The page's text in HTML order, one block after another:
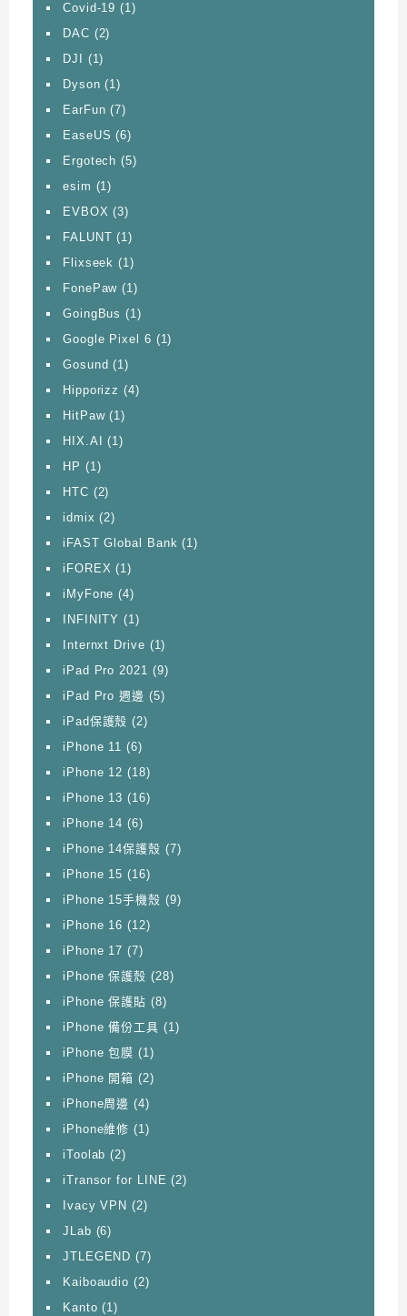
Covid-19 (1)
DAC (2)
DJI
(1)
Dyson (1)
EarFun (7)
EaseUS (6)
Ergotech (5)
esim (1)
EVBOX (3)
FALUNT (1)
Flixseek (1)
FonePaw (1)
GoingBus (1)
Google Pixel 6 (1)
Gosund (1)
Hipporizz (4)
HitPaw(1)
HIX.AI
(1)
HP (1)
HTC (2)
idmix (2)
iFAST Global Bank (1)
iFOREX (1)
iMyFone (4)
INFINITY (1)
Internxt Drive (1)
iPad Pro 2021 (9)
iPad Pro 週邊 (5)
iPad保護殼 (2)
iPhone 11 (6)
iPhone 12 (18)
iPhone 13 (16)
iPhone 14 (6)
iPhone 14保護殼 (7)
iPhone 15 (16)
iPhone 15手機殼 (9)
iPhone 16 (12)
iPhone 17 (7)
iPhone 保護殼 (28)
iPhone 保護貼 (8)
iPhone 備份工具 (1)
iPhone 包膜 (1)
iPhone 開箱 (2)
iPhone周邊 (4)
iPhone維修 (1)
iToolab (2)
iTransor for LINE (2)
Ivacy VPN (2)
JLab (6)
JTLEGEND (7)
Kaiboaudio (2)
Kanto (1)